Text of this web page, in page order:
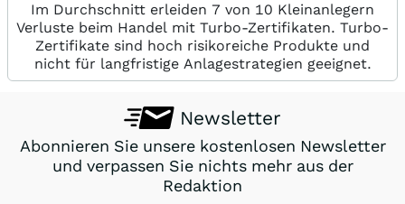
Im Durchschnitt erleiden 7 von 10 Kleinanlegern
Verluste beim Handel mit Turbo-Zertifikaten. Turbo-
Zertifikate sind hoch risikoreiche Produkte und
nicht für langfristige Anlagestrategien geeignet.
Newsletter
Abonnieren Sie unsere kostenlosen Newsletter
und verpassen Sie nichts mehr aus der
Redaktion